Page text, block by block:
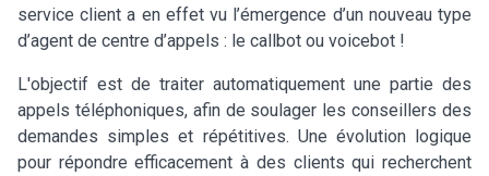
service client a en effet vu l’émergence d’un nouveau type
d’agent de centre d’appels : le callbot ou voicebot !
L'objectif est de traiter automatiquement une partie des
appels téléphoniques, afin de soulager les conseillers des
demandes simples et répétitives. Une évolution logique
pour répondre efficacement à des clients qui recherchent